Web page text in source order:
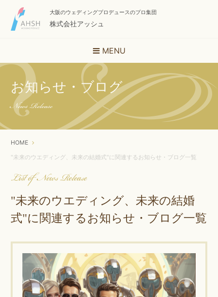
大阪のウェディングプロデュースのプロ集団
株式会社アッシュ
MENU
お知らせ・ブログ
News Release
HOME
"未来のウエディング、未来の結婚式"に関連するお知らせ・ブログ一覧
List of News Release
"未来のウエディング、未来の結婚
式"に関連するお知らせ・ブログ一覧